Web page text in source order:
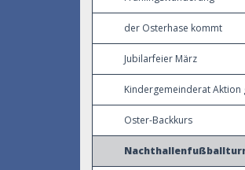
der Osterhase kommt
Jubilarfeier März
Kindergemeinderat Aktion
Oster-Backkurs